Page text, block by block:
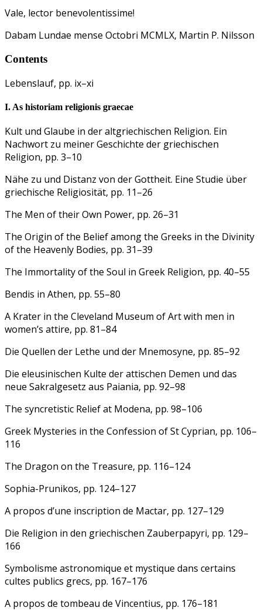
Vale, lector benevolentissime!
Dabam Lundae mense Octobri MCMLX, Martin P. Nilsson
Contents
Lebenslauf, pp. ix–xi
I. As historiam religionis graecae
Kult und Glaube in der altgriechischen Religion. Ein
Nachwort zu meiner Geschichte der griechischen
Religion, pp. 3–10
Nähe zu und Distanz von der Gottheit. Eine Studie über
griechische Religiosität, pp. 11–26
The Men of their Own Power, pp. 26–31
The Origin of the Belief among the Greeks in the Divinity
of the Heavenly Bodies, pp. 31–39
The Immortality of the Soul in Greek Religion, pp. 40–55
Bendis in Athen, pp. 55–80
A Krater in the Cleveland Museum of Art with men in
women’s attire, pp. 81–84
Die Quellen der Lethe und der Mnemosyne, pp. 85–92
Die eleusinischen Kulte der attischen Demen und das
neue Sakralgesetz aus Paiania, pp. 92–98
The syncretistic Relief at Modena, pp. 98–106
Greek Mysteries in the Confession of St Cyprian, pp. 106–
116
The Dragon on the Treasure, pp. 116–124
Sophia-Prunikos, pp. 124–127
A propos d’une inscription de Mactar, pp. 127–129
Die Religion in den griechischen Zauberpapyri, pp. 129–
166
Symbolisme astronomique et mystique dans certains
cultes publics grecs, pp. 167–176
A propos de tombeau de Vincentius, pp. 176–181